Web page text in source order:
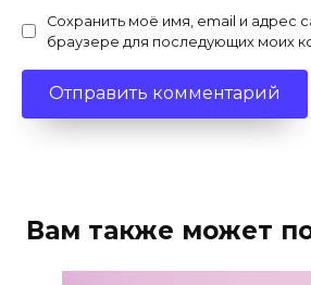
Сохранить моё имя, email и адрес
браузере для последующих моих
Вам также может